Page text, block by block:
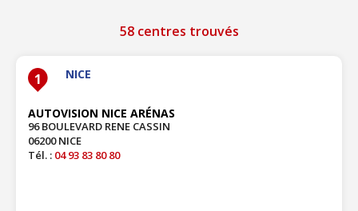
58 centres trouvés
1 NICE
AUTOVISION NICE ARÉNAS
96 BOULEVARD RENE CASSIN
06200 NICE
Tél. : 04 93 83 80 80